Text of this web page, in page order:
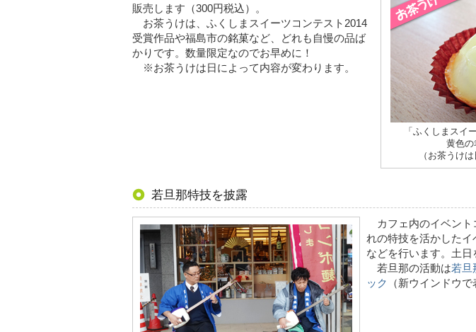
「ふくしまスイ
黄色の
（お茶うけ
販売します（300円税込）。
お茶うけは、ふくしまスイーツコンテスト2014
受賞作品や福島市の銘菓など、どれも自慢の品ば
かりです。数量限定なのでお早めに！
※お茶うけは日によって内容が変わります。
若旦那特技を披露
カフェ内のイベント
れの特技を活かした
などを行います。土日
若旦那の活動は若旦
ック
（新ウインドウ